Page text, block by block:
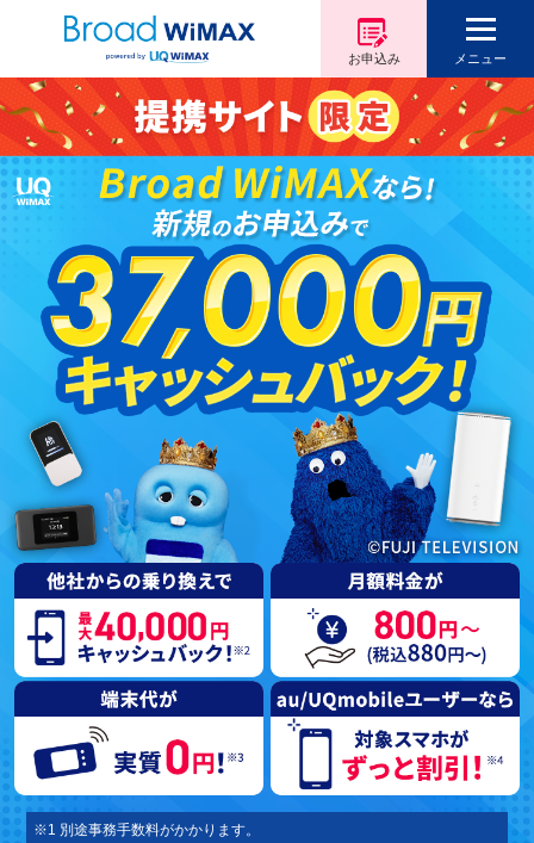
お申込み メニュー
※1 別途事務手数料がかかります。